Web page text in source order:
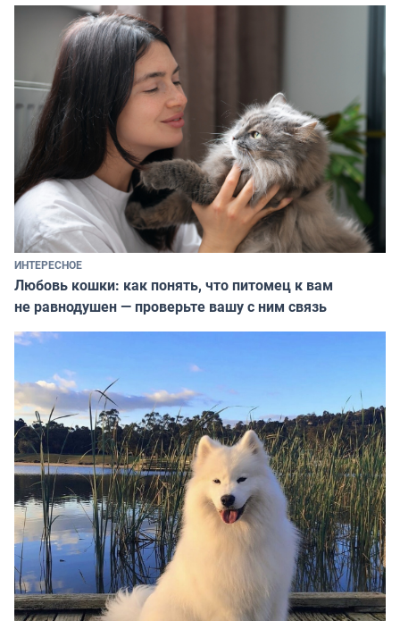
ИНТЕРЕСНОЕ
Любовь кошки: как понять, что питомец к вам
не равнодушен — проверьте вашу с ним связь